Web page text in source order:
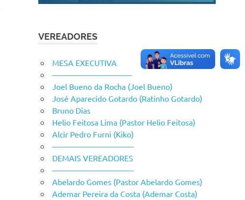
VEREADORES
MESA EXECUTIVA
——————————
Joel Bueno da Rocha (Joel Bueno)
José Aparecido Gotardo (Ratinho Gotardo)
Bruno Dias
Helio Feitosa Lima (Pastor Helio Feitosa)
Alcir Pedro Furni (Kiko)
——————————-
DEMAIS VEREADORES
——————————-
Abelardo Gomes (Pastor Abelardo Gomes)
Ademar Pereira da Costa (Ademar Costa)